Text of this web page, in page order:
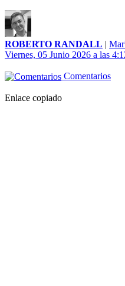
ROBERTO RANDALL |
Viernes, 05 Junio 2026 a las
Comentarios
Enlace copiado